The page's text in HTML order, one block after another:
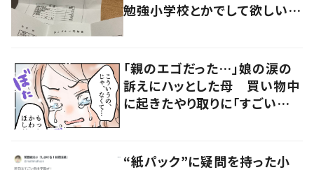
勉強小学校とかでして欲しい」
「親のエゴだった…」娘の涙の
訴えにハッとした母 買い物中
に起きたやり取りに「すごい分
“紙パック”に疑問を持った小